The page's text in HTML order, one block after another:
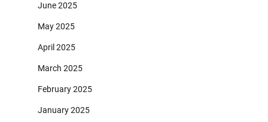
June 2025
May 2025
April 2025
March 2025
February 2025
January 2025